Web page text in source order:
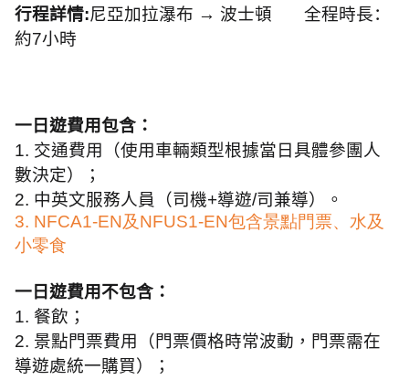
行程詳情:尼亞加拉瀑布 → 波士頓
全程時長：
約7小時
一日遊費用包含：
1. 交通費用（使用車輛類型根據當日具體參團人
數決定）；
2. 中英文服務人員（司機+導遊/司兼導）。
3. NFCA1-EN及NFUS1-EN包含景點門票、水及
小零食
一日遊費用不包含：
1. 餐飲；
2. 景點門票費用（門票價格時常波動，門票需在
導遊處統一購買）；